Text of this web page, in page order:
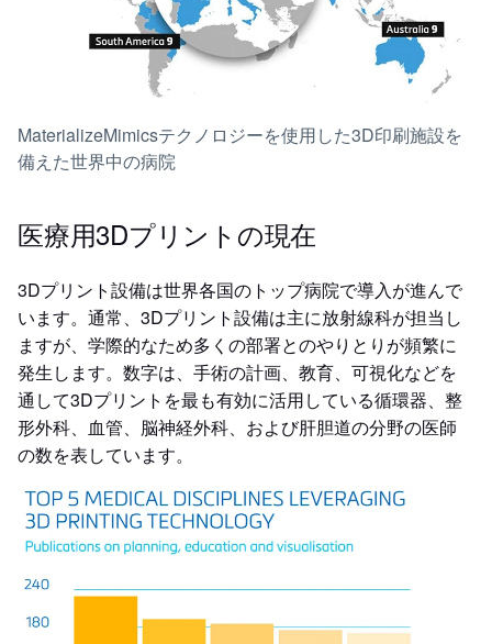
MaterializeMimicsテクノロジーを使用した3D印刷施設を
備えた世界中の病院
医療用3Dプリントの現在
3Dプリント設備は世界各国のトップ病院で導入が進んで
います。通常、3Dプリント設備は主に放射線科が担当し
ますが、学際的なため多くの部署とのやりとりが頻繁に
発生します。数字は、手術の計画、教育、可視化などを
通して3Dプリントを最も有効に活用している循環器、整
形外科、血管、脳神経外科、および肝胆道の分野の医師
の数を表しています。